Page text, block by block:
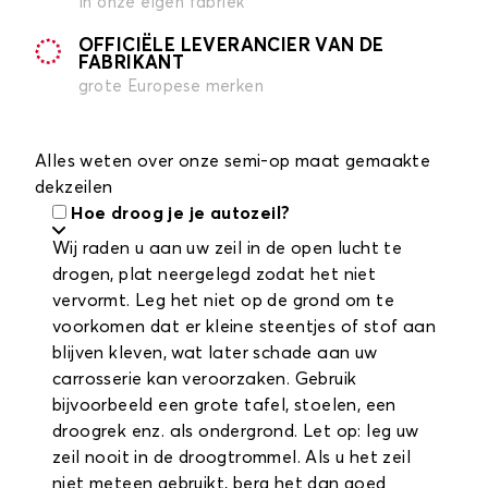
OFFICIËLE LEVERANCIER VAN DE
FABRIKANT
grote Europese merken
Alles weten over onze semi-op maat gemaakte
dekzeilen
Hoe droog je je autozeil?
Wij raden u aan uw zeil in de open lucht te
drogen, plat neergelegd zodat het niet
vervormt. Leg het niet op de grond om te
voorkomen dat er kleine steentjes of stof aan
blijven kleven, wat later schade aan uw
carrosserie kan veroorzaken. Gebruik
bijvoorbeeld een grote tafel, stoelen, een
droogrek enz. als ondergrond. Let op: leg uw
zeil nooit in de droogtrommel. Als u het zeil
niet meteen gebruikt, berg het dan goed